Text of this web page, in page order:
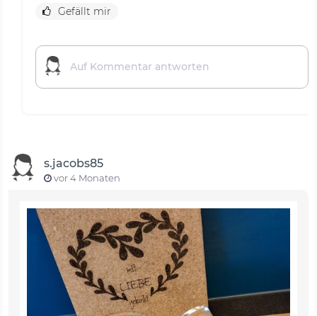
Gefällt mir
s.jacobs85
vor 4 Monaten